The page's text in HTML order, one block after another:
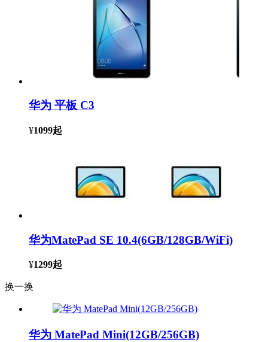
华为 平板 C3
¥1099起
华为MatePad SE 10.4(6GB/128GB/WiFi)
¥1299起
换一换
华为 MatePad Mini(12GB/256GB)